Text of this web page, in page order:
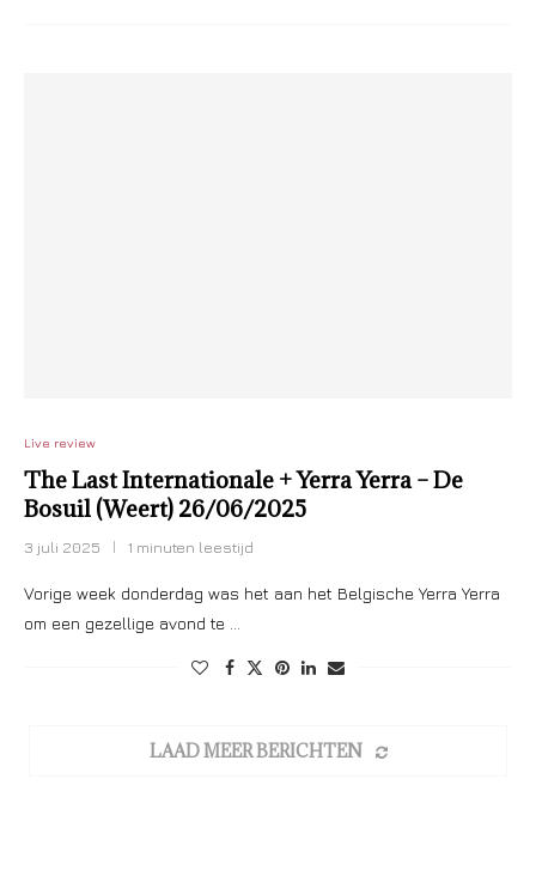
Live review
The Last Internationale + Yerra Yerra – De
Bosuil (Weert) 26/06/2025
3 juli 2025 1 minuten leestijd
Vorige week donderdag was het aan het Belgische Yerra Yerra
om een gezellige avond te …
LAAD MEER BERICHTEN